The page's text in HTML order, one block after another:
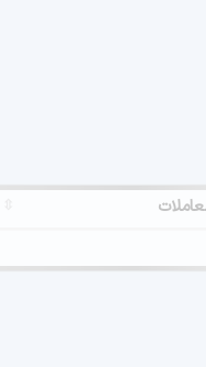
Attention: Please exclude
For detailed instructions on